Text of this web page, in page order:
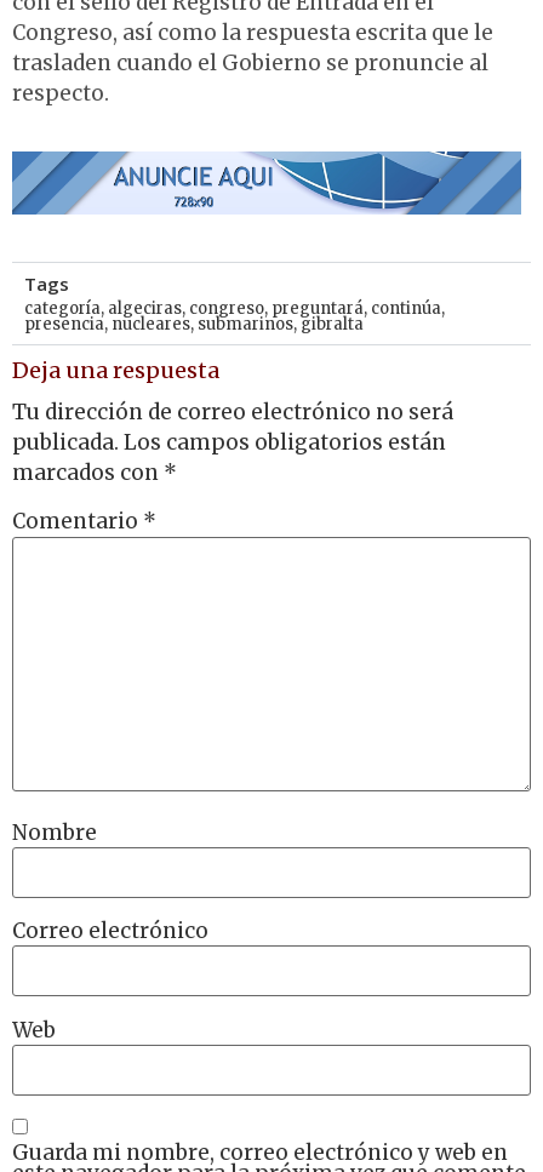
Congreso, así como la respuesta escrita que le
trasladen cuando el Gobierno se pronuncie al
respecto.
Tags
categoría, algeciras, congreso, preguntará, continúa,
presencia, nucleares, submarinos,gibralta
Deja una respuesta
Tu dirección de correo electrónico no será
publicada. Los campos obligatorios están
marcados con *
Comentario *
Nombre
Correo electrónico
Web
Guarda mi nombre, correo electrónico y web en